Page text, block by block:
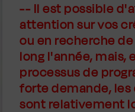
-- Il est possible
attention sur vos
ou en recherche
long l'année, mais,
processus de
forte demande, les
sont relativement